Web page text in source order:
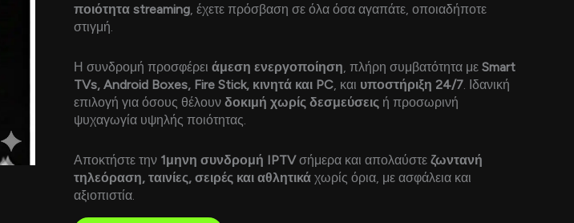
ποιότητα streaming , έχετε πρόσβαση σε όλα όσα αγαπάτε, οποιαδήποτε
στιγμή.
Η συνδρομή προσφέρει άμεση ενεργοποίηση , πλήρη συμβατότητα με Smart
TVs, Android Boxes, Fire Stick, κινητά και PC , και υποστήριξη 24/7 . Ιδανική
επιλογή για όσους θέλουν δοκιμή χωρίς δεσμεύσεις ή προσωρινή
ψυχαγωγία υψηλής ποιότητας.
Αποκτήστε την 1μηνη συνδρομή IPTVσήμερα και απολαύστε ζωντανή
τηλεόραση, ταινίες, σειρές και αθλητικά χωρίς όρια, με ασφάλεια και
αξιοπιστία.